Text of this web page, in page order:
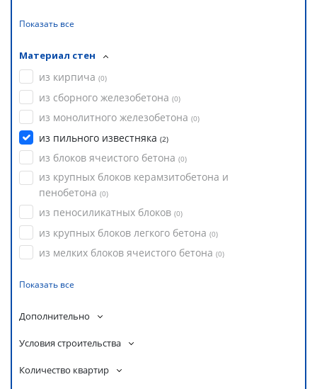
Показать все
Материал стен
из кирпича (0)
из сборного железобетона (0)
из монолитного железобетона (0)
из пильного известняка (2)
из блоков ячеистого бетона (0)
из крупных блоков керамзитобетона и
пенобетона (0)
из пеносиликатных блоков (0)
из крупных блоков легкого бетона (0)
из мелких блоков ячеистого бетона (0)
Показать все
Дополнительно
Условия строительства
Количество квартир